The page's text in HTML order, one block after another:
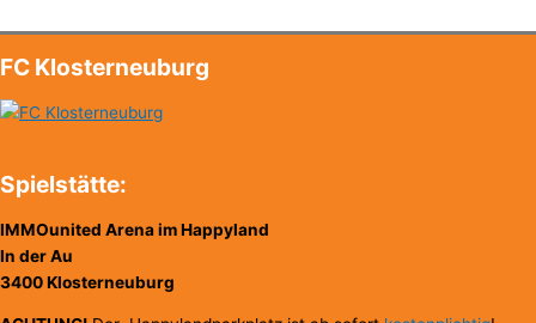
FC Klosterneuburg
Spielstätte:
IMMOunited Arena im Happyland
In der Au
3400 Klosterneuburg